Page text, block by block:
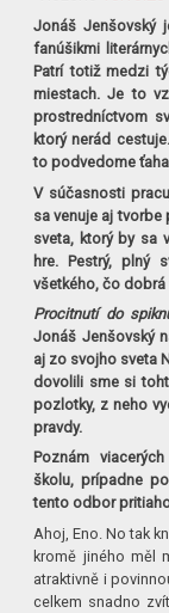
Jonáš Jenšovský
fanúšikmi
Patrí totiž medzi
miestach. Je to
prostredníctvom
ktorý nerád
to podvedome
V súčasnosti
sa venuje aj tvorbe
sveta, ktorý by sa
hre. Pestrý, plný
všetkého, čo
Procitnutí do
Jonáš Jenšovský
aj zo svojho sveta
dovolili sme si
pozlotky, z neho
pravdy.
Poznám
školu, prípadne
tento odbor
Ahoj, Eno. No tak
kromě jiného měl
atraktivně i
celkem snadno